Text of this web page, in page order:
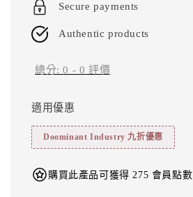
Secure payments
Authentic products
總分:0 - 0 評價
適用優惠
Doominant Industry 九折優惠
購買此產品可獲得 275 會員點數